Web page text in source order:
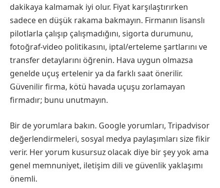
dakikaya kalmamak iyi olur. Fiyat karşılaştırırken
sadece en düşük rakama bakmayın. Firmanın lisanslı
pilotlarla çalışıp çalışmadığını, sigorta durumunu,
fotoğraf-video politikasını, iptal/erteleme şartlarını ve
transfer detaylarını öğrenin. Hava uygun olmazsa
genelde uçuş ertelenir ya da farklı saat önerilir.
Güvenilir firma, kötü havada uçuşu zorlamayan
firmadır; bunu unutmayın.
Bir de yorumlara bakın. Google yorumları, Tripadvisor
değerlendirmeleri, sosyal medya paylaşımları size fikir
verir. Her yorum kusursuz olacak diye bir şey yok ama
genel memnuniyet, iletişim dili ve güvenlik yaklaşımı
önemli.